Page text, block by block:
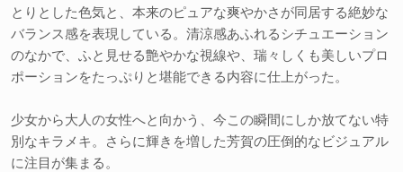
とりとした色気と、本来のピュアな爽やかさが同居する絶妙な
バランス感を表現している。清涼感あふれるシチュエーション
のなかで、ふと見せる艶やかな視線や、瑞々しくも美しいプロ
ポーションをたっぷりと堪能できる内容に仕上がった。
少女から大人の女性へと向かう、今この瞬間にしか放てない特
別なキラメキ。さらに輝きを増した芳賀の圧倒的なビジュアル
に注目が集まる。